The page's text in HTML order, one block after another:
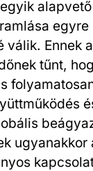
válik. Ennek
tűnt,
ugyanakkor